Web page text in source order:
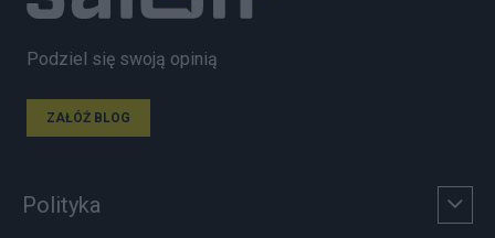
Podziel się swoją opinią
ZAŁÓŻ BLOG
Polityka